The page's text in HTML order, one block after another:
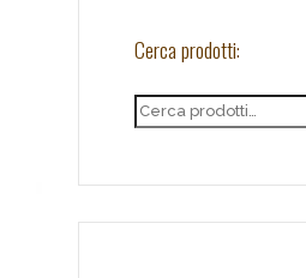
Cerca prodotti: